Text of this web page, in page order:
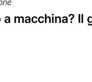
macchina?